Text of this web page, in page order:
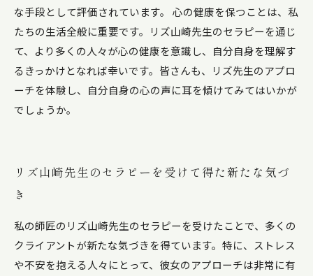
な手段として評価されています。 心の健康を保つことは、私
たちの生活全般に重要です。リズ山崎先生のセラピーを通じ
て、より多くの人々が心の健康を意識し、自分自身を理解す
るきっかけとなれば幸いです。皆さんも、リズ先生のアプロ
ーチを体験し、自分自身の心の声に耳を傾けてみてはいかが
でしょうか。
リズ山崎先生のセラピーを受けて得た新たな気づ
き
私の師匠のリズ山崎先生のセラピーを受けたことで、多くの
クライアントが新たな気づきを得ています。特に、ストレス
や不安を抱える人々にとって、彼女のアプローチは非常に有